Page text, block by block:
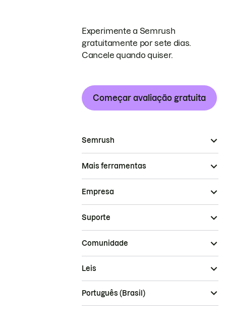
Experimente a Semrush
gratuitamente por sete dias.
Cancele quando quiser.
Começar avaliação gratuita
Semrush
Mais ferramentas
Empresa
Suporte
Comunidade
Leis
Português (Brasil)